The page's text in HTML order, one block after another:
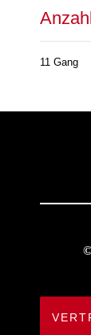
11 Gang